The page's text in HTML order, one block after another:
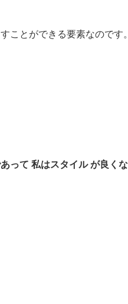
ことができる要素なのです。
って 私はスタイル が良く